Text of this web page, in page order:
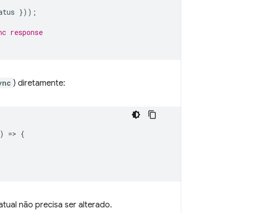
}));
response
) diretamente:
) => {
não precisa ser alterado.